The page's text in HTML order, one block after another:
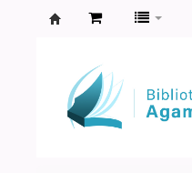
Agamenon
Magalhães